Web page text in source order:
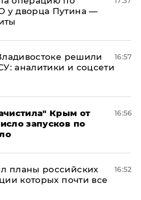
у дворца Путина —
решили
аналитики и соцсети
16:57
Крым от
запусков по
16:56
планы российских
которых почти все
16:52